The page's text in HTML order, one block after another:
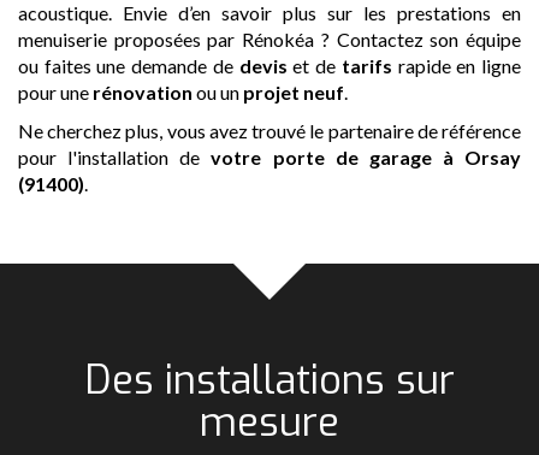
acoustique. Envie d’en savoir plus sur les prestations en
menuiserie proposées par Rénokéa ? Contactez son équipe
ou faites une demande de devis et de tarifs rapide en ligne
pour une rénovation ou un projet neuf.
Ne cherchez plus, vous avez trouvé le partenaire de référence
pour l'installation devotre porte de garage à Orsay
(91400).
Des installations sur
mesure